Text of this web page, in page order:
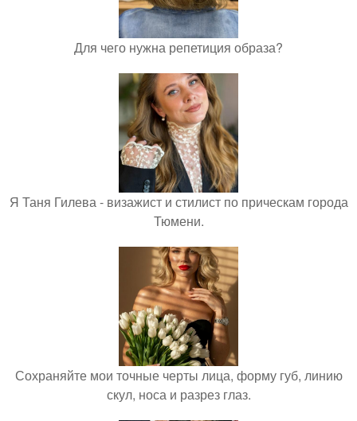
Для чего нужна репетиция образа?
Я Таня Гилева - визажист и стилист по прическам города
Тюмени.
Сохраняйте мои точные черты лица, форму губ, линию
скул, носа и разрез глаз.